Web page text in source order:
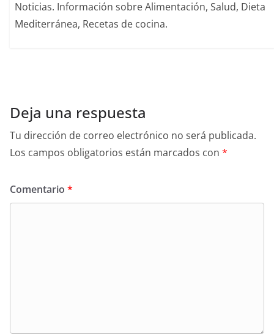
Noticias. Información sobre Alimentación, Salud, Dieta
Mediterránea, Recetas de cocina.
Deja una respuesta
Tu dirección de correo electrónico no será publicada.
Los campos obligatorios están marcados con *
Comentario *